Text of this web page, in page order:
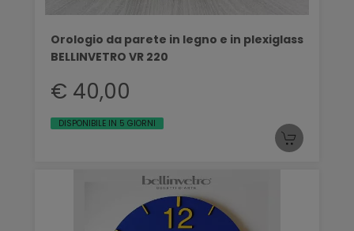
Orologio da parete in legno e in plexiglass
BELLINVETRO VR 220
€ 40,00
DISPONIBILE IN 5 GIORNI